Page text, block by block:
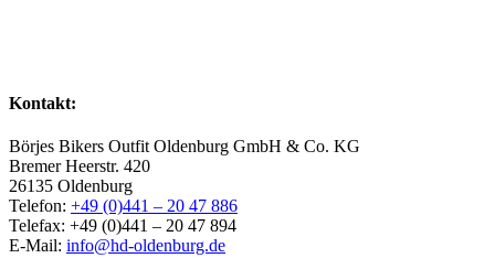
Kontakt:
Börjes Bikers Outfit Oldenburg GmbH & Co. KG
Bremer Heerstr. 420
26135 Oldenburg
Telefon: +49 (0)441 – 20 47 886
Telefax: +49 (0)441 – 20 47 894
E-Mail: info@hd-oldenburg.de